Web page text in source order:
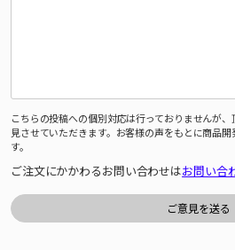
こちらの投稿への個別対応は行っておりませんが
見させていただきます。お客様の声をもとに商品
す。
ご注文にかかわるお問い合わせはお問い合